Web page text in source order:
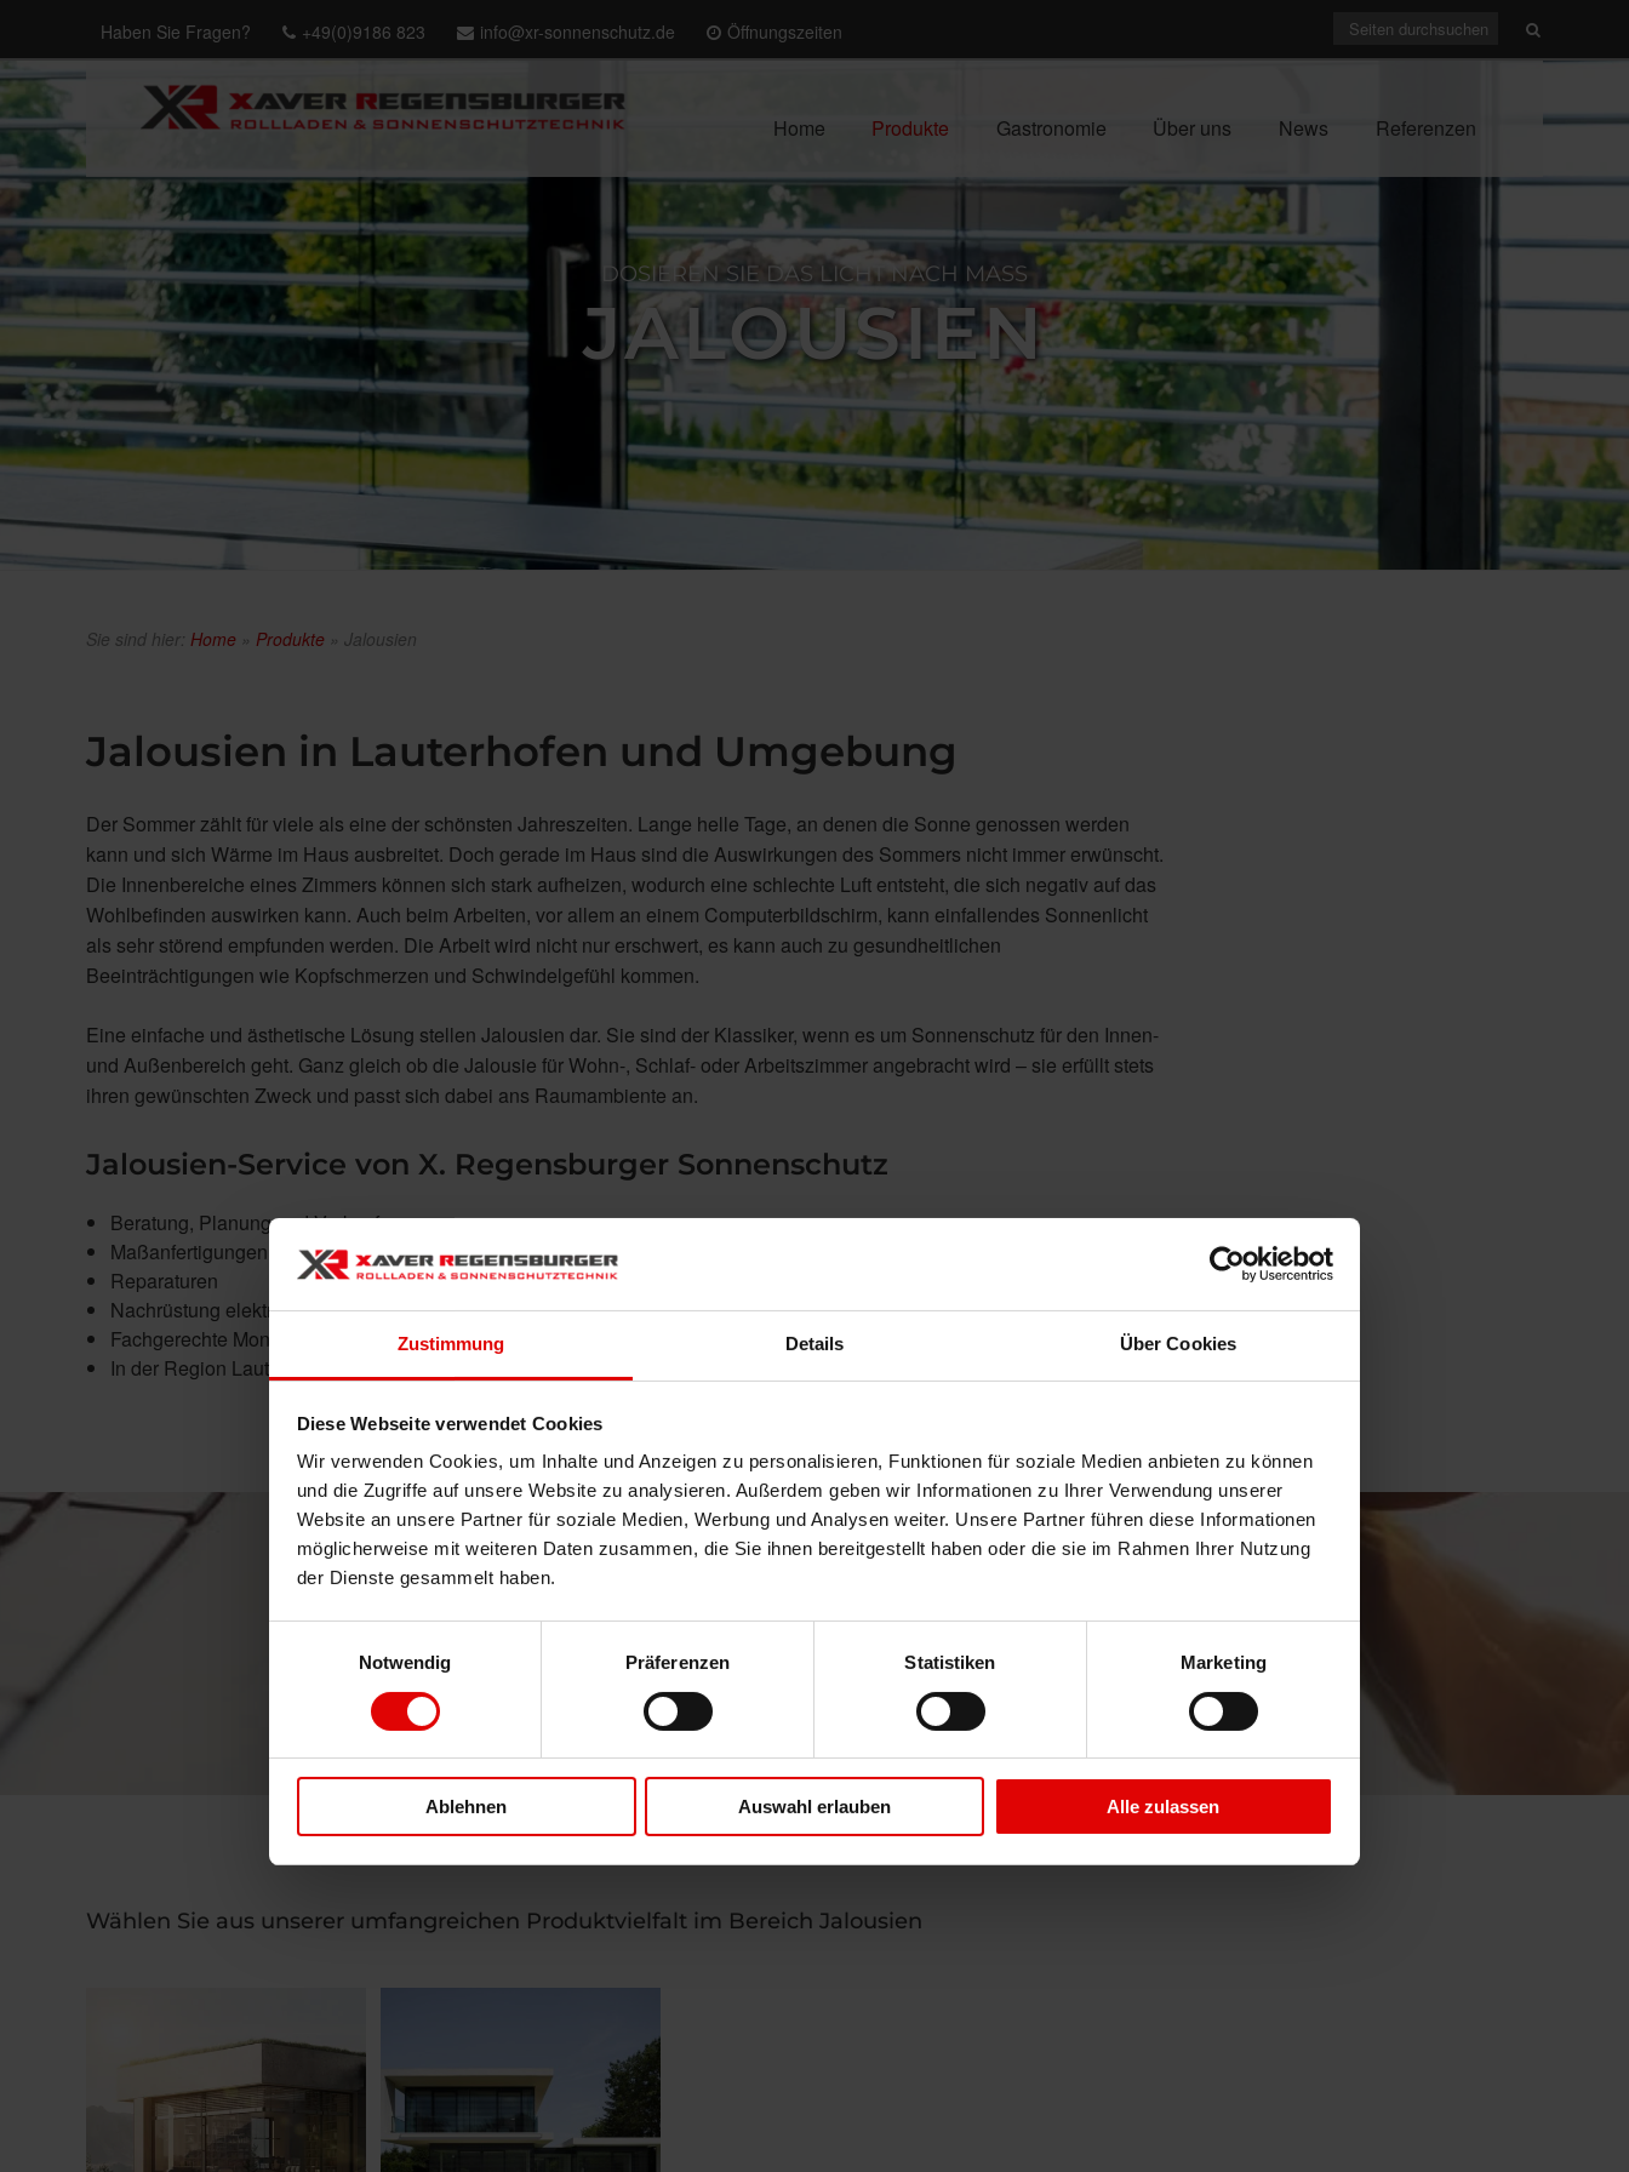
Zustimmung Details Über Cookies
Diese Webseite verwendet Cookies
Wir verwenden Cookies, um Inhalte und Anzeigen zu personalisieren, Funktionen für soziale Medien anbieten zu können
und die Zugriffe auf unsere Website zu analysieren. Außerdem geben wir Informationen zu Ihrer Verwendung unserer
Website an unsere Partner für soziale Medien, Werbung und Analysen weiter. Unsere Partner führen diese Informationen
möglicherweise mit weiteren Daten zusammen, die Sie ihnen bereitgestellt haben oder die sie im Rahmen Ihrer Nutzung
der Dienste gesammelt haben.
Notwendig
Präferenzen Statistiken Marketing
Ablehnen Auswahl erlauben Alle zulassen
Haben Sie Fragen? +49(0)9186 823 info@xr-sonnenschutz.de Öffnungszeiten
Home Produkte Gastronomie Über uns News Referenzen
DOSIEREN SIE DAS LICHT NACH MASS
JALOUSIEN
Sie sind hier: Home » Produkte » Jalousien
Jalousien in Lauterhofen und Umgebung
Der Sommer zählt für viele als eine der schönsten Jahreszeiten. Lange helle Tage, an denen die Sonne genossen werden
kann und sich Wärme im Haus ausbreitet. Doch gerade im Haus sind die Auswirkungen des Sommers nicht immer erwünscht.
Die Innenbereiche eines Zimmers können sich stark aufheizen, wodurch eine schlechte Luft entsteht, die sich negativ auf das
Wohlbefinden auswirken kann. Auch beim Arbeiten, vor allem an einem Computerbildschirm, kann einfallendes Sonnenlicht
als sehr störend empfunden werden. Die Arbeit wird nicht nur erschwert, es kann auch zu gesundheitlichen
Beeinträchtigungen wie Kopfschmerzen und Schwindelgefühl kommen.
Eine einfache und ästhetische Lösung stellen Jalousien dar. Sie sind der Klassiker, wenn es um Sonnenschutz für den Innen-
und Außenbereich geht. Ganz gleich ob die Jalousie für Wohn-, Schlaf- oder Arbeitszimmer angebracht wird – sie erfüllt stets
ihren gewünschten Zweck und passt sich dabei ans Raumambiente an.
Jalousien-Service von X. Regensburger Sonnenschutz
Beratung, Planung und Verkauf
Maßanfertigungen (auf Wunsch Abnahme der Maße vor Ort)
Reparaturen
Nachrüstung elektrischer Antriebe
Fachgerechte Montage
In der Region Lauterhofen
Wählen Sie aus unserer umfangreichen Produktvielfalt im Bereich Jalousien